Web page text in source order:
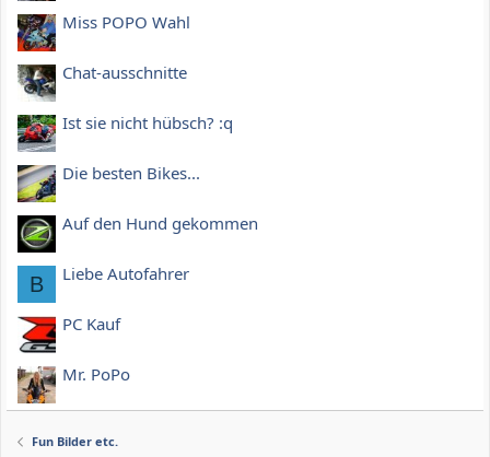
Miss POPO Wahl
Chat-ausschnitte
Ist sie nicht hübsch? :q
Die besten Bikes...
Auf den Hund gekommen
B Liebe Autofahrer
PC Kauf
Mr. PoPo
Fun Bilder etc.